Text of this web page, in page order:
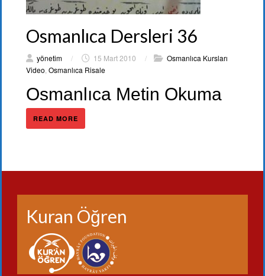
Osmanlıca Dersleri 36
yönetim / 15 Mart 2010 /
Osmanlıca Kursları
Video Osmanlıca Risale
Osmanlıca Metin Okuma
READ MORE
Kuran Öğren